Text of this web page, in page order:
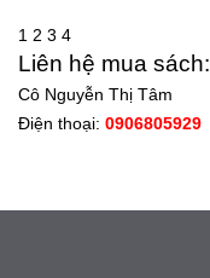
1 2 3 4
Liên hệ mua sách:
Cô Nguyễn Thị Tâm
Điện thoại: 0906805929